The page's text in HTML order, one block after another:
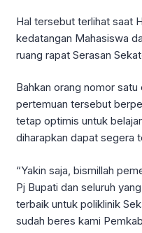
Hal tersebut terlihat saat
kedatangan Mahasiswa
ruang rapat Serasan
Bahkan orang nomor
pertemuan tersebut
tetap optimis untuk
diharapkan dapat segera
“Yakin saja, bismillah
Pj Bupati dan seluruh
terbaik untuk poliklinik
sudah beres kami